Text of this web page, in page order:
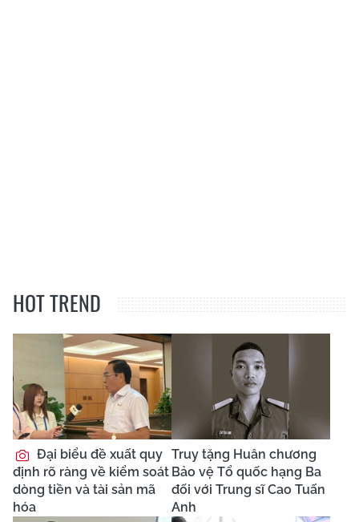
HOT TREND
Đại biểu đề xuất quy
định rõ ràng về kiểm soát
dòng tiền và tài sản mã
hóa
Truy tặng Huân chương
Bảo vệ Tổ quốc hạng Ba
đối với Trung sĩ Cao Tuấn
Anh